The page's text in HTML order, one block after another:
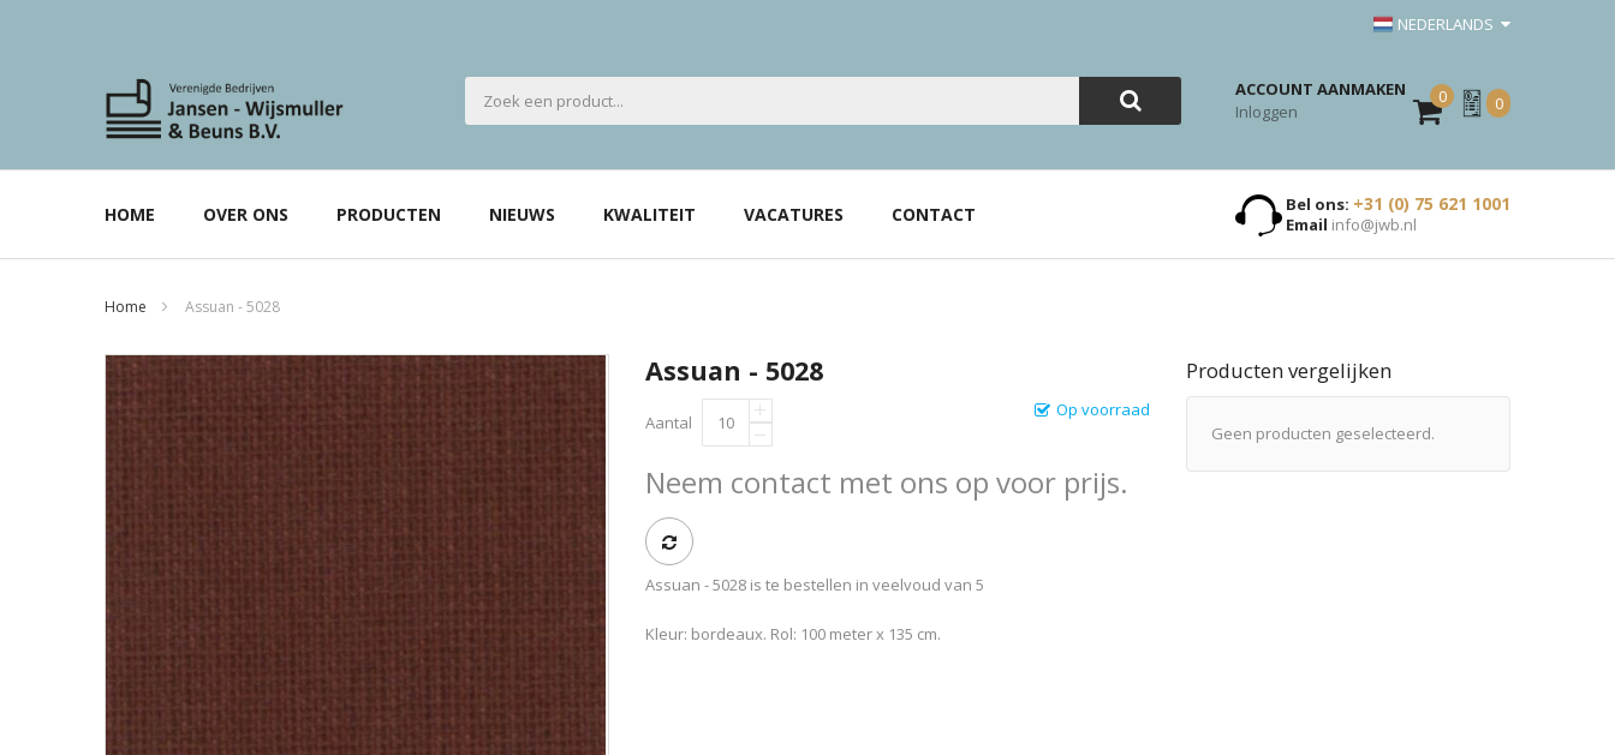
NEDERLANDS
ACCOUNT AANMAKEN
Inloggen
0
Mijn
Offerte
0
HOME OVER ONS PRODUCTEN NIEUWS KWALITEIT VACATURES CONTACT Bel ons: +31 (0) 75 621 1001
Email info@jwb.nl
Home Assuan - 5028
Assuan - 5028
Op voorraad
Aantal
Neem contact met ons op voor prijs.
Assuan - 5028 is te bestellen in veelvoud van 5
Kleur: bordeaux. Rol: 100 meter x 135 cm.
Producten vergelijken
Geen producten geselecteerd.